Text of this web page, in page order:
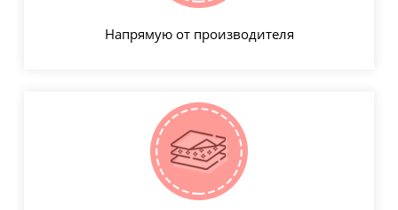
Напрямую от производителя